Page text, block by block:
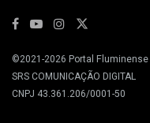
©2021-2026 Portal Fluminense
SRS COMUNICAÇÃO DIGITAL
CNPJ 43.361.206/0001-50